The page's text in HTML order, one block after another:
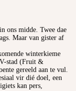
ons midde. Twee dae
Maar van gister af
winterkieme
stad (Fruit &
gereeld aan te vul.
vir dié doel, een
kan pers,